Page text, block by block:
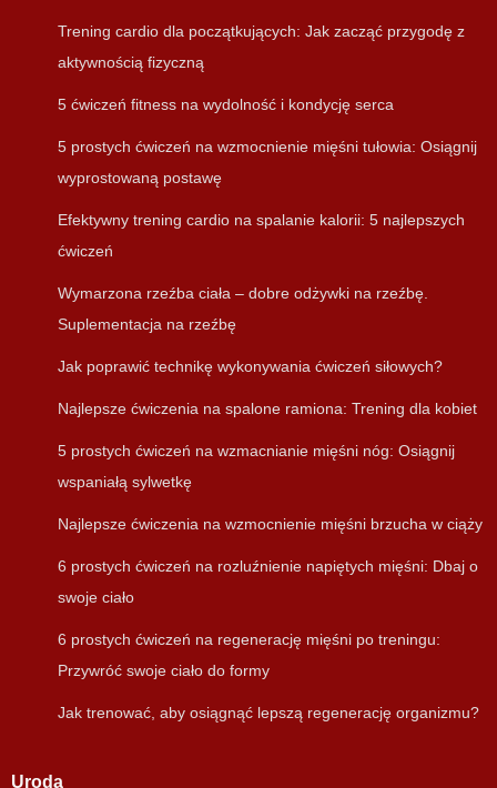
Trening cardio dla początkujących: Jak zacząć przygodę z
aktywnością fizyczną
5 ćwiczeń fitness na wydolność i kondycję serca
5 prostych ćwiczeń na wzmocnienie mięśni tułowia: Osiągnij
wyprostowaną postawę
Efektywny trening cardio na spalanie kalorii: 5 najlepszych
ćwiczeń
Wymarzona rzeźba ciała – dobre odżywki na rzeźbę.
Suplementacja na rzeźbę
Jak poprawić technikę wykonywania ćwiczeń siłowych?
Najlepsze ćwiczenia na spalone ramiona: Trening dla kobiet
5 prostych ćwiczeń na wzmacnianie mięśni nóg: Osiągnij
wspaniałą sylwetkę
Najlepsze ćwiczenia na wzmocnienie mięśni brzucha w ciąży
6 prostych ćwiczeń na rozluźnienie napiętych mięśni: Dbaj o
swoje ciało
6 prostych ćwiczeń na regenerację mięśni po treningu:
Przywróć swoje ciało do formy
Jak trenować, aby osiągnąć lepszą regenerację organizmu?
Uroda